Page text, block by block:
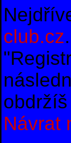
club.cz
Návrat